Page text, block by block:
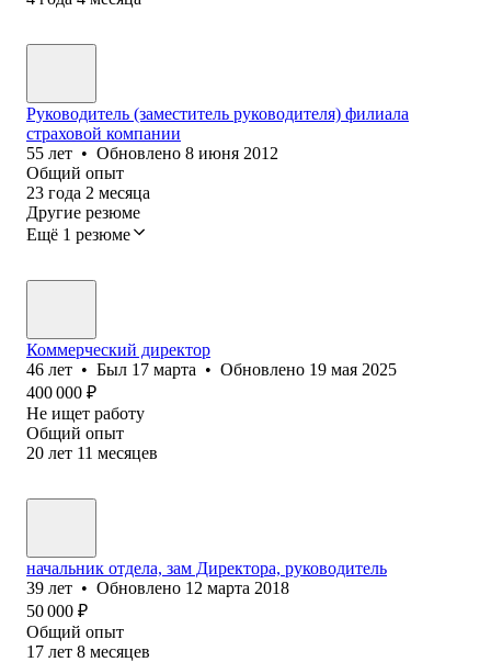
Руководитель (заместитель руководителя) филиала
страховой компании
55 лет • Обновлено 8 июня 2012
Общий опыт
23 года 2 месяца
Другие резюме
Ещё 1 резюме
Коммерческий директор
46 лет • Был 17 марта • Обновлено 19 мая 2025
400 000 ₽
Не ищет работу
Общий опыт
20 лет 11 месяцев
начальник отдела, зам Директора, руководитель
39 лет • Обновлено 12 марта 2018
50 000 ₽
Общий опыт
17 лет 8 месяцев